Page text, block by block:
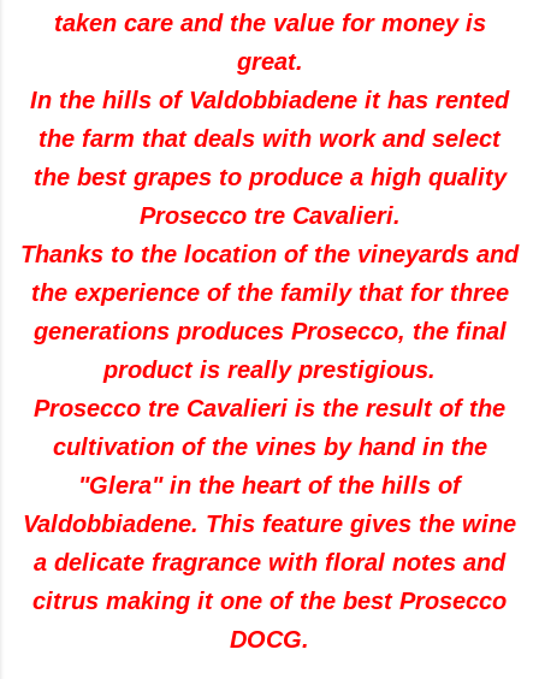
taken care and the value for money is
great.
In the hills of Valdobbiadene it has rented
the farm that deals with work and select
the best grapes to produce a high quality
Prosecco tre Cavalieri.
Thanks to the location of the vineyards and
the experience of the family that for three
generations produces Prosecco, the final
product is really prestigious.
Prosecco tre Cavalieri is the result of the
cultivation of the vines by hand in the
"Glera" in the heart of the hills of
Valdobbiadene. This feature gives the wine
a delicate fragrance with floral notes and
citrus making it one of the best Prosecco
DOCG.